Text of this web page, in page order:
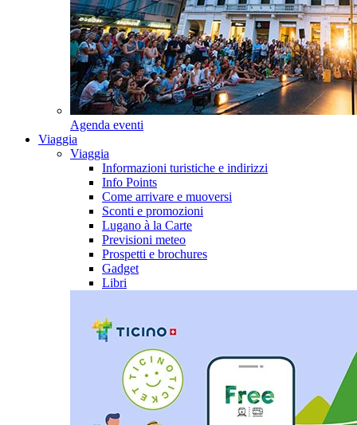
Agenda eventi
Viaggia
Viaggia
Informazioni turistiche e indirizzi
Info Points
Come arrivare e muoversi
Sconti e promozioni
Lugano à la Carte
Previsioni meteo
Prospetti e brochures
Gadget
Libri